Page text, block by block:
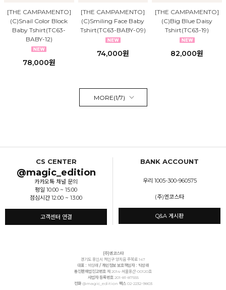
[THE CAMPAMENTO]
(C)Snail Color Block
Baby Tshirt(TC63-
BABY-12)
78,000원
[THE CAMPAMENTO]
(C)Smiling Face Baby
Tshirt(TC63-BABY-09)
74,000원
[THE CAMPAMENTO]
(C)Big Blue Daisy
Tshirt(TC63-19)
82,000원
MORE(1/7)
CS CENTER
@magic_edition
카카오톡 채널 문의
평일 10:00 ~ 15:00
점심시간 12:00 ~ 13:00
고객센터 연결
BANK ACCOUNT
우리 1005-300-960575
(주)엔코스타
Q&A 게시판
(주)엔코스타
경기도 용인시 처인구 양지읍 주북로 147
대표 : 박상래 / 개인정보 보호책임자 : 박상래
통신판매업신고번호 제 2014-서울용산-00120호
사업자 등록번호201-81-87555
전화@magic_edition 팩스02-2232-9803